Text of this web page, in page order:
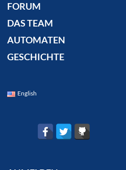
FORUM
DAS TEAM
AUTOMATEN
GESCHICHTE
English